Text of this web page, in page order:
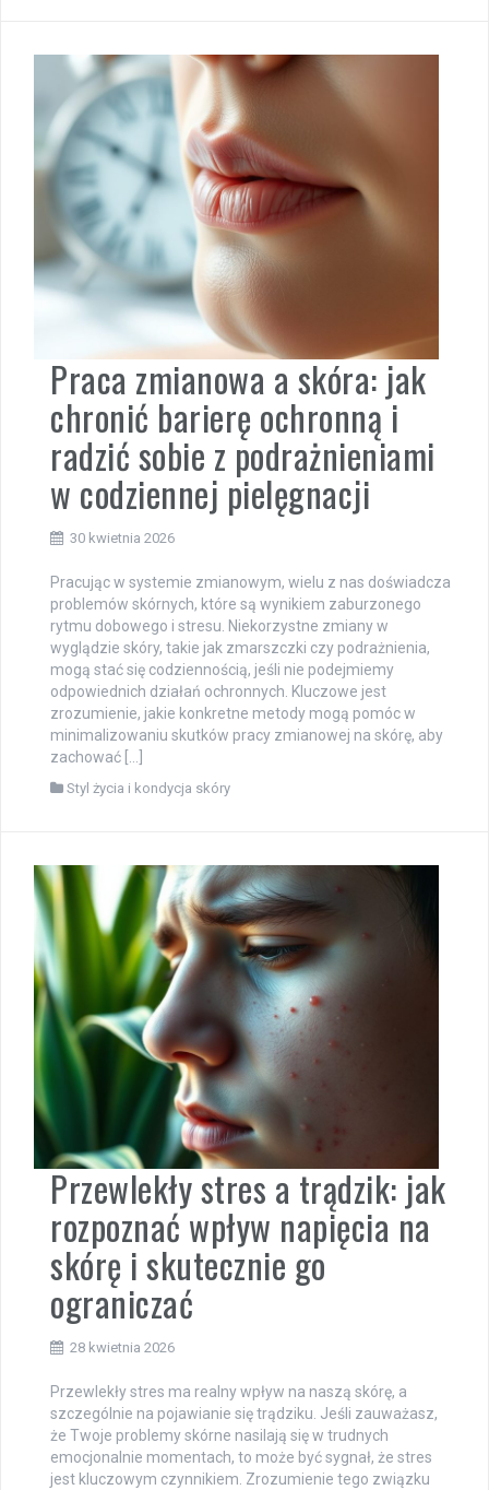
Praca zmianowa a skóra: jak
chronić barierę ochronną i
radzić sobie z podrażnieniami
w codziennej pielęgnacji
30 kwietnia 2026
Pracując w systemie zmianowym, wielu z nas doświadcza
problemów skórnych, które są wynikiem zaburzonego
rytmu dobowego i stresu. Niekorzystne zmiany w
wyglądzie skóry, takie jak zmarszczki czy podrażnienia,
mogą stać się codziennością, jeśli nie podejmiemy
odpowiednich działań ochronnych. Kluczowe jest
zrozumienie, jakie konkretne metody mogą pomóc w
minimalizowaniu skutków pracy zmianowej na skórę, aby
zachować […]
Styl życia i kondycja skóry
Przewlekły stres a trądzik: jak
rozpoznać wpływ napięcia na
skórę i skutecznie go
ograniczać
28 kwietnia 2026
Przewlekły stres ma realny wpływ na naszą skórę, a
szczególnie na pojawianie się trądziku. Jeśli zauważasz,
że Twoje problemy skórne nasilają się w trudnych
emocjonalnie momentach, to może być sygnał, że stres
jest kluczowym czynnikiem. Zrozumienie tego związku